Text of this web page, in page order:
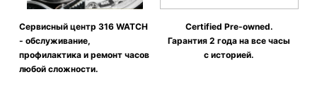
Сервисный центр 316 WATCH
- обслуживание,
профилактика и ремонт часов
любой сложности.
Certified Pre-owned.
Гарантия 2 года на все часы
с историей.